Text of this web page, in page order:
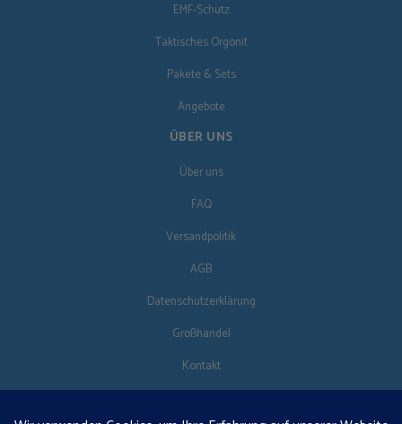
EMF-Schutz
Taktisches Orgonit
Pakete & Sets
Angebote
ÜBER UNS
Über uns
FAQ
Versandpolitik
AGB
Datenschutzerklärung
Großhandel
Kontakt
FOLG UNS